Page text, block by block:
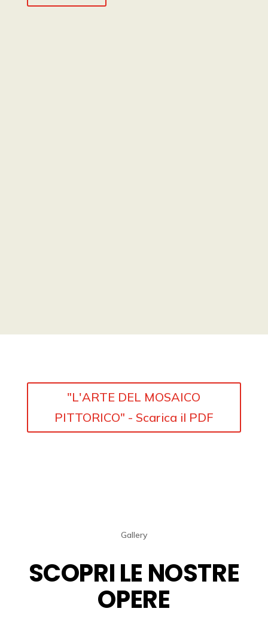
"L'ARTE DEL MOSAICO
PITTORICO" - Scarica il PDF
Gallery
SCOPRI LE NOSTRE
OPERE